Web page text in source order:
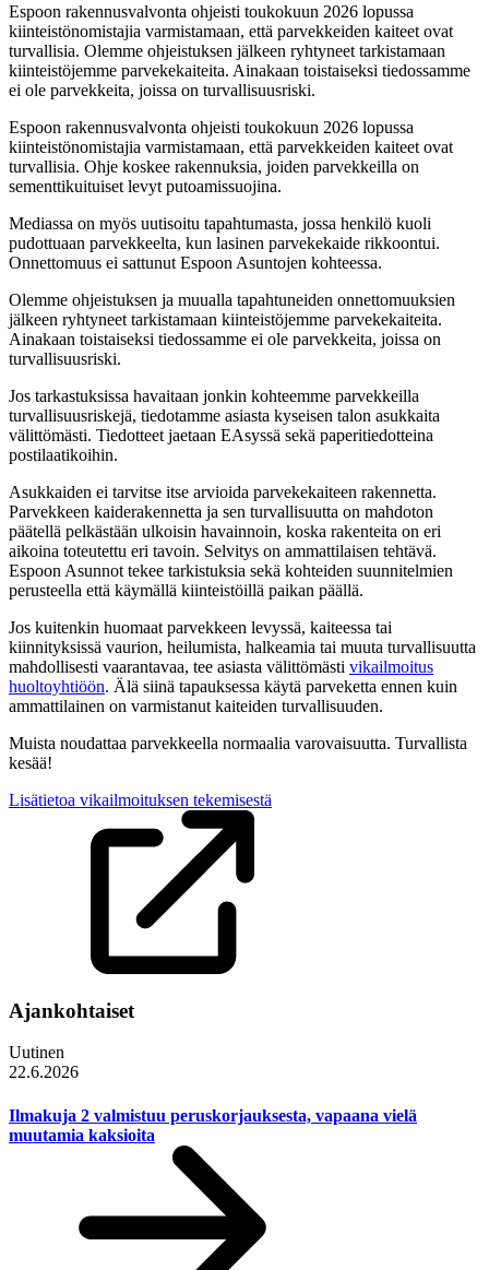
Espoon rakennusvalvonta ohjeisti toukokuun 2026 lopussa
kiinteistönomistajia varmistamaan, että parvekkeiden kaiteet ovat
turvallisia. Olemme ohjeistuksen jälkeen ryhtyneet tarkistamaan
kiinteistöjemme parvekekaiteita. Ainakaan toistaiseksi tiedossamme
ei ole parvekkeita, joissa on turvallisuusriski.
Espoon rakennusvalvonta ohjeisti toukokuun 2026 lopussa
kiinteistönomistajia varmistamaan, että parvekkeiden kaiteet ovat
turvallisia. Ohje koskee rakennuksia, joiden parvekkeilla on
sementtikuituiset levyt putoamissuojina.
Mediassa on myös uutisoitu tapahtumasta, jossa henkilö kuoli
pudottuaan parvekkeelta, kun lasinen parvekekaide rikkoontui.
Onnettomuus ei sattunut Espoon Asuntojen kohteessa.
Olemme ohjeistuksen ja muualla tapahtuneiden onnettomuuksien
jälkeen ryhtyneet tarkistamaan kiinteistöjemme parvekekaiteita.
Ainakaan toistaiseksi tiedossamme ei ole parvekkeita, joissa on
turvallisuusriski.
Jos tarkastuksissa havaitaan jonkin kohteemme parvekkeilla
turvallisuusriskejä, tiedotamme asiasta kyseisen talon asukkaita
välittömästi. Tiedotteet jaetaan EAsyssä sekä paperitiedotteina
postilaatikoihin.
Asukkaiden ei tarvitse itse arvioida parvekekaiteen rakennetta.
Parvekkeen kaiderakennetta ja sen turvallisuutta on mahdoton
päätellä pelkästään ulkoisin havainnoin, koska rakenteita on eri
aikoina toteutettu eri tavoin. Selvitys on ammattilaisen tehtävä.
Espoon Asunnot tekee tarkistuksia sekä kohteiden suunnitelmien
perusteella että käymällä kiinteistöillä paikan päällä.
Jos kuitenkin huomaat parvekkeen levyssä, kaiteessa tai
kiinnityksissä vaurion, heilumista, halkeamia tai muuta turvallisuutta
mahdollisesti vaarantavaa, tee asiasta välittömästi vikailmoitus
huoltoyhtiöön. Älä siinä tapauksessa käytä parveketta ennen kuin
ammattilainen on varmistanut kaiteiden turvallisuuden.
Muista noudattaa parvekkeella normaalia varovaisuutta. Turvallista
kesää!
Lisätietoa vikailmoituksen tekemisestä
Ajankohtaiset
Uutinen
22.6.2026
Ilmakuja 2 valmistuu peruskorjauksesta, vapaana vielä
muutamia kaksioita